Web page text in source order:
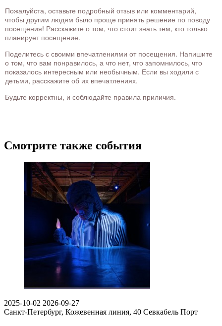
Пожалуйста, оставьте подробный отзыв или комментарий,
чтобы другим людям было проще принять решение по поводу
посещения! Расскажите о том, что стоит знать тем, кто только
планирует посещение.
Поделитесь с своими впечатлениями от посещения. Напишите
о том, что вам понравилось, а что нет, что запомнилось, что
показалось интересным или необычным. Если вы ходили с
детьми, расскажите об их впечатлениях.
Будьте корректны, и соблюдайте правила приличия.
Смотрите также события
2025-10-02 2026-09-27
Санкт-Петербург, Кожевенная линия, 40 Севкабель Порт